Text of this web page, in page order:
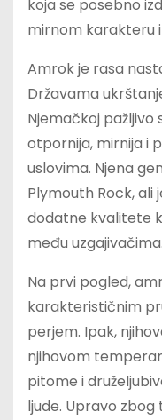
koja se posebno
mirnom karakteru
Amrok je rasa
Državama
Njemačkoj
otpornija, mirnija i
uslovima. Njena
Plymouth Rock, ali
dodatne kvalitete
među uzgajivačima.
Na prvi pogled,
karakterističnim
perjem. Ipak,
njihovom
pitome i
ljude. Upravo